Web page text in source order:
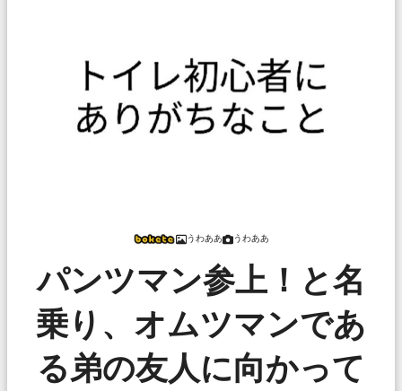
うわああ うわああ
パンツマン参上！と名
乗り、オムツマンであ
る弟の友人に向かって